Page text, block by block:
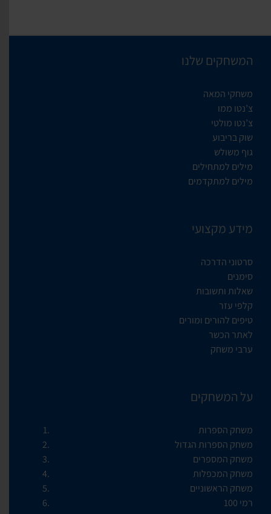
המשחקים שלנו
משחקי המאה
צ’נטו ממו
צ’נטו מולטי
שוק בריבוע
גוף משולש
מילים למתחילים
מילים למתקדמים
מידע מקצועי
סרטוני הדרכה
סימנים
שאלות ותשובות
קלפי עזר
טיפים להורים ומורים
לאתר הכשר
ערבי משחק
על המשחקים
משחק הספרות
משחק הספרות הגדול
משחק המספרים
משחק המכפלות
משחק הראשוניים
רמי 100